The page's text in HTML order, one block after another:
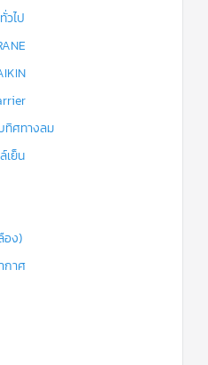
วไป
ทิศทางลม
เย็น
อง)
กาศ